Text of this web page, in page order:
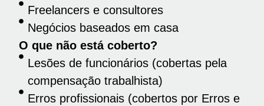
Freelancers e consultores
Negócios baseados em casa
O que não está coberto?
Lesões de funcionários (cobertas pela
compensação trabalhista)
Erros profissionais (cobertos por Erros e